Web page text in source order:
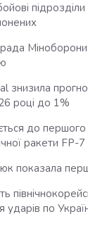
підрозділи
знизила
році до 1%
до
ракети FP-7
показала
ударів по